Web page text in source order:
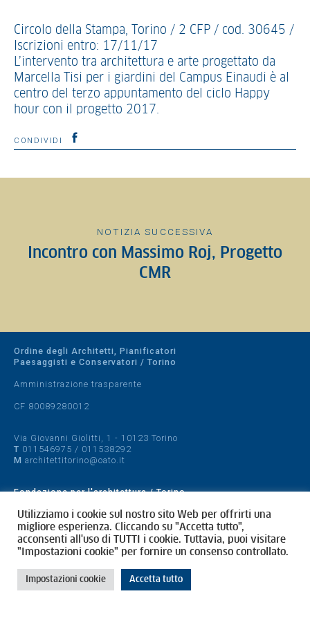
Circolo della Stampa, Torino / 2 CFP / cod. 30645 /
Iscrizioni entro: 17/11/17
L’intervento tra architettura e arte progettato da
Marcella Tisi per i giardini del Campus Einaudi è al
centro del terzo appuntamento del ciclo Happy
hour con il progetto 2017.
CONDIVIDI
NOTIZIA SUCCESSIVA
Incontro con Massimo Roj, Progetto
CMR
Ordine degli Architetti, Pianificatori
Paesaggisti e Conservatori / Torino
Amministrazione trasparente
CF 80089280012
Via Giovanni Giolitti, 1 - 10123 Torino
T 011546975 / 011538292
M architettitorino@oato.it
Fondazione per l'architettura / Torino
Designed by quattrolinee.it
Cookie Policy
Privacy Policy
Utilizziamo i cookie sul nostro sito Web per offrirti una
migliore esperienza. Cliccando su "Accetta tutto",
acconsenti all'uso di TUTTI i cookie. Tuttavia, puoi visitare
"Impostazioni cookie" per fornire un consenso controllato.
Impostazioni cookie Accetta tutto